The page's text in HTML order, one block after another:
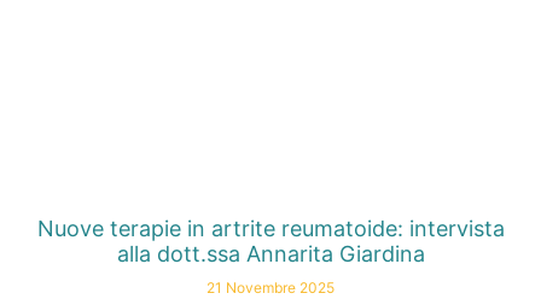
Nuove terapie in artrite reumatoide: intervista
alla dott.ssa Annarita Giardina
21 Novembre 2025